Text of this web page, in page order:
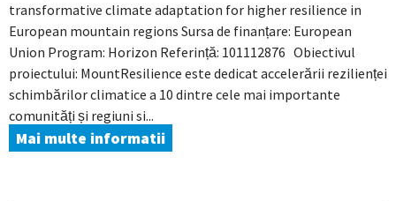
transformative climate adaptation for higher resilience in
European mountain regions Sursa de finanțare: European
Union Program: Horizon Referință: 101112876 Obiectivul
proiectului: MountResilience este dedicat accelerării rezilienței
schimbărilor climatice a 10 dintre cele mai importante
comunități și regiuni si...
Mai multe informatii